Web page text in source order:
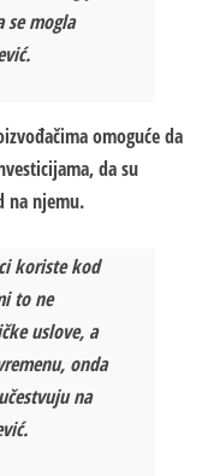
mogla
omoguće da
da su
na njemu.
koriste kod
to ne
uslove, a
onda
na